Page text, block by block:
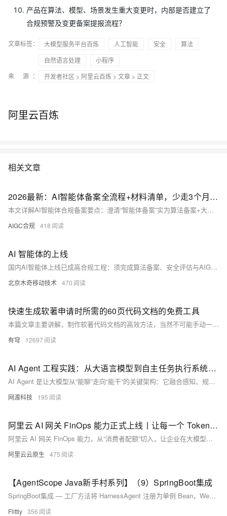
产品在算法、模型、场景发生重大变更时，内部是否建立了
合规预警及变更备案提报流程？
文章标签： 大模型服务平台百炼 人工智能 安全
算法
自然语言处理
小程序
来 源：
开发者社区 > 阿里云百炼 > 文章 > 正文
阿里云百炼
相关文章
2026最新：AI智能体备案全流程+材料清单，少走3个月弯路
本文详解AI智能体合规备案要点：澄清“智能体备案”实为算法备案+大模型备案/登记的“双备案”体系；按API调用、垂直微调、内用三类场景给出精准路径；拆解备案材料、流程与避坑指南，助力开发者高效通过应用商店审核，合规落地。（239字）
AIGC合规 418
AI 智能体的上线
国内AI智能体上线已成高合规工程：须完成算法备案、安全评估与AIGC标识；部署沙箱+影子模式验证逻辑；设置“人在回路”审核闸门；通过对抗测试与内容过滤；建立负反馈闭环持续优化。安全稳定，方能落地关键业务闭环。（239字）
北京木奇移动技术 470
快速生成软著申请时所需的60页代码文档的免费工具
本篇文章主要讲解，制作软著代码文档的高效方法，当然不可能手动一个个复制了，这显然太笨拙，他浪费时间了。这里我给大家介绍一个更快的方式。
有穹 12697
AI Agent 工程实践：从大语言模型到自主任务执行系统的架构演进
AI Agent 是让大模型从“能聊”走向“能干”的关键架构：它融合感知、规划、工具调用、记忆与反馈，构建可执行复杂任务的智能系统。不同于聊天机器人，Agent 能自主拆解目标、调用API、跨步执行并持续优化，正成为企业智能化的新基建。
网渡科技 195
阿里云 AI 网关 FinOps 能力正式上线丨让每一个 Token 的消耗都“看得见、管得住”
阿里云 AI 网关 FinOps 能力，从“消费者配额”切入，让企业在大模型调用的每一个环节都做到心中有数。
阿里云云原生 475
【AgentScope Java新手村系列】（9）SpringBoot集成
SpringBoot集成 — 工厂方法将 HarnessAgent 注册为单例 Bean，WebFlux 流式输出 streamEvents 到 SSE 端点。
Flittly 356